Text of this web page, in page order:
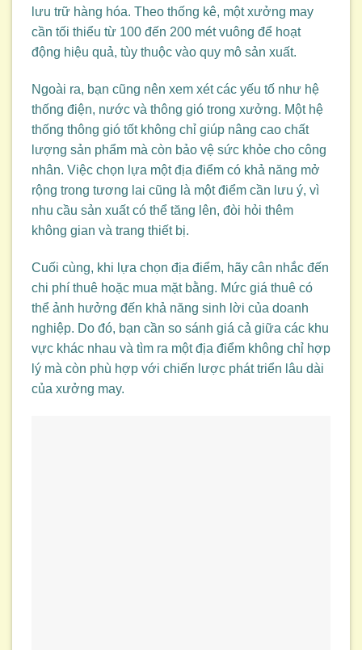
lưu trữ hàng hóa. Theo thống kê, một xưởng may
cần tối thiểu từ 100 đến 200 mét vuông để hoạt
động hiệu quả, tùy thuộc vào quy mô sản xuất.
Ngoài ra, bạn cũng nên xem xét các yếu tố như hệ
thống điện, nước và thông gió trong xưởng. Một hệ
thống thông gió tốt không chỉ giúp nâng cao chất
lượng sản phẩm mà còn bảo vệ sức khỏe cho công
nhân. Việc chọn lựa một địa điểm có khả năng mở
rộng trong tương lai cũng là một điểm cần lưu ý, vì
nhu cầu sản xuất có thể tăng lên, đòi hỏi thêm
không gian và trang thiết bị.
Cuối cùng, khi lựa chọn địa điểm, hãy cân nhắc đến
chi phí thuê hoặc mua mặt bằng. Mức giá thuê có
thể ảnh hưởng đến khả năng sinh lời của doanh
nghiệp. Do đó, bạn cần so sánh giá cả giữa các khu
vực khác nhau và tìm ra một địa điểm không chỉ hợp
lý mà còn phù hợp với chiến lược phát triển lâu dài
của xưởng may.